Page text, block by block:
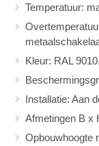
Temperatuur:
Kleur: RAL
Installatie: Aan
Afmetingen B x
Opbouwhoogte